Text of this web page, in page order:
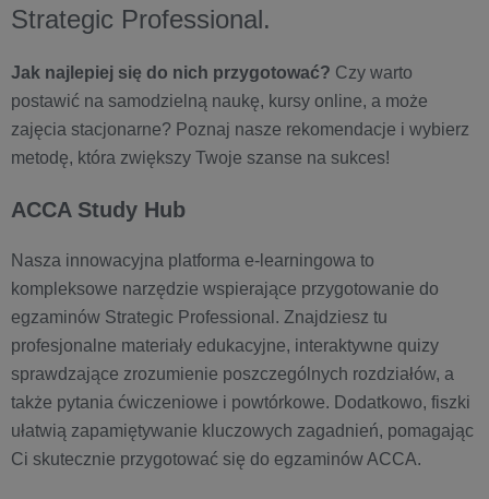
Strategic Professional.
Jak najlepiej się do nich przygotować? Czy warto
postawić na samodzielną naukę, kursy online, a może
zajęcia stacjonarne? Poznaj nasze rekomendacje i wybierz
metodę, która zwiększy Twoje szanse na sukces!
ACCA Study Hub
Nasza innowacyjna platforma e-learningowa to
kompleksowe narzędzie wspierające przygotowanie do
egzaminów Strategic Professional. Znajdziesz tu
profesjonalne materiały edukacyjne, interaktywne quizy
sprawdzające zrozumienie poszczególnych rozdziałów, a
także pytania ćwiczeniowe i powtórkowe. Dodatkowo, fiszki
ułatwią zapamiętywanie kluczowych zagadnień, pomagając
Ci skutecznie przygotować się do egzaminów ACCA.